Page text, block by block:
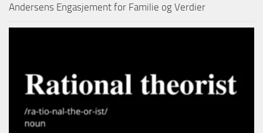
Andersens Engasjement for Familie og Verdier